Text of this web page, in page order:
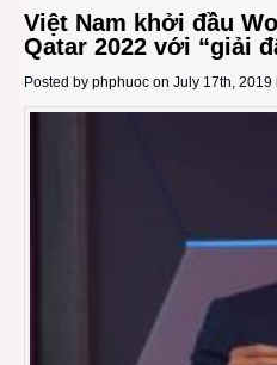
Việt Nam khởi đầu
Qatar 2022 với “giải
Posted by phphuoc on July 17th, 2019